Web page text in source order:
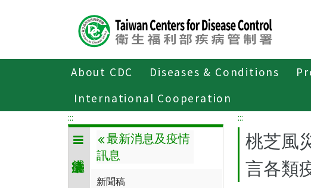
About CDC Diseases & Conditions
International Cooperation
傳染病與防疫專題
:::
最新消息及疫情
訊息
新聞稿
:::
桃芝風
言各類